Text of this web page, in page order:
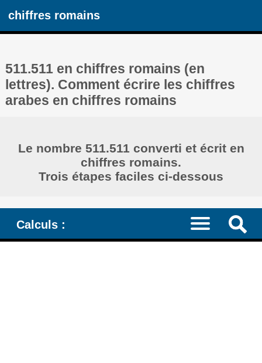
chiffres romains
511.511 en chiffres romains (en
lettres). Comment écrire les chiffres
arabes en chiffres romains
Le nombre 511.511 converti et écrit en
chiffres romains.
Trois étapes faciles ci-dessous
Calculs :